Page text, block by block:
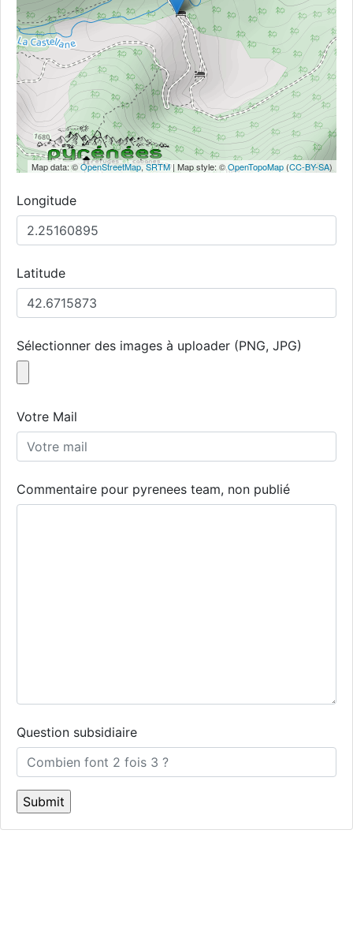
Map data: ©OpenStreetMap,SRTM| Map style: ©OpenTopoMap(CC-BY-SA)
Longitude
Latitude
Sélectionner des images à uploader (PNG, JPG)
Votre Mail
Commentaire pour pyrenees team, non publié
Question subsidiaire